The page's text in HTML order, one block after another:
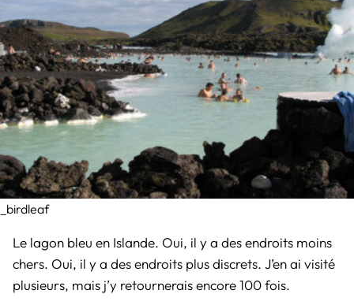
_birdleaf
Le lagon bleu en Islande. Oui, il y a des endroits moins
chers. Oui, il y a des endroits plus discrets. J’en ai visité
plusieurs, mais j’y retournerais encore 100 fois.